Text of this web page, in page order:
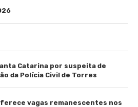
Catarina por suspeita de
da Polícia Civil de Torres
vagas remanescentes nos